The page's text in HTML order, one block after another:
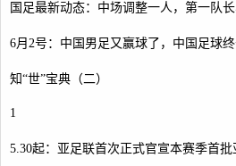
国足最新动态：中场调整一人，第一队
6月2号：中国男足又赢球了，中国足球
知“世”宝典（二）
1
5.30起：亚足联首次正式官宣本赛季首